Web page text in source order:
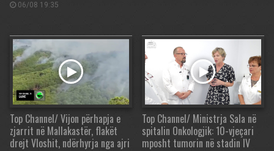
06/08 19:35
Top Channel/ Vijon përhapja e
zjarrit në Mallakastër, flakët
drejt Vloshit, ndërhyrja nga ajri
Top Channel/ Ministrja Sala në
spitalin Onkologjik: 10-vjeçari
mposht tumorin në stadin IV